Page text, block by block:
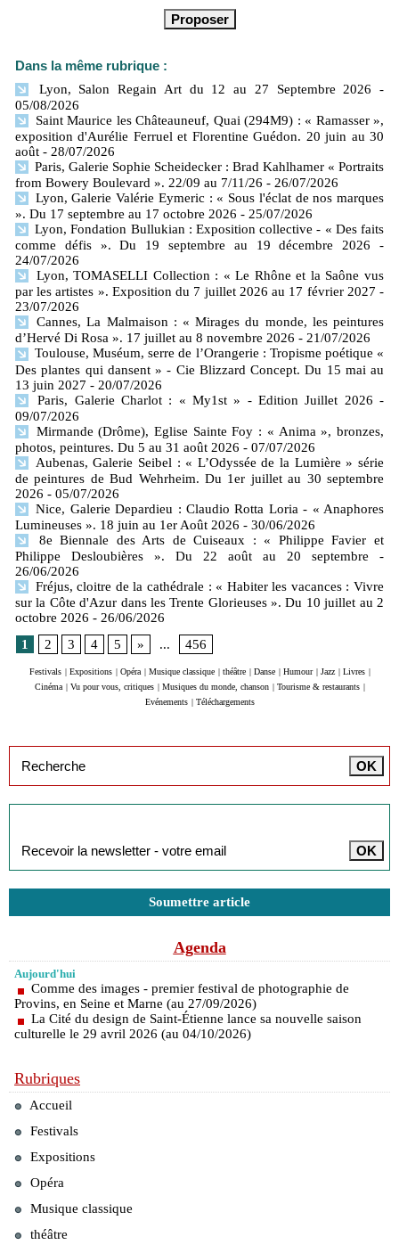
Dans la même rubrique :
Lyon, Salon Regain Art du 12 au 27 Septembre 2026
-
05/08/2026
Saint Maurice les Châteauneuf, Quai (294M9) : « Ramasser »,
exposition d'Aurélie Ferruel et Florentine Guédon. 20 juin au 30
août - 28/07/2026
Paris, Galerie Sophie Scheidecker : Brad Kahlhamer « Portraits
from Bowery Boulevard ». 22/09 au 7/11/26 - 26/07/2026
Lyon, Galerie Valérie Eymeric : « Sous l'éclat de nos marques
». Du 17 septembre au 17 octobre 2026 - 25/07/2026
Lyon, Fondation Bullukian : Exposition collective - « Des faits
comme défis ». Du 19 septembre au 19 décembre 2026
-
24/07/2026
Lyon, TOMASELLI Collection : « Le Rhône et la Saône vus
par les artistes ». Exposition du 7 juillet 2026 au 17 février 2027 -
23/07/2026
Cannes, La Malmaison : « Mirages du monde, les peintures
d’Hervé Di Rosa ». 17 juillet au 8 novembre 2026 - 21/07/2026
Toulouse, Muséum, serre de l’Orangerie : Tropisme poétique «
Des plantes qui dansent » - Cie Blizzard Concept. Du 15 mai au
13 juin 2027 - 20/07/2026
Paris, Galerie Charlot : « My1st » - Edition Juillet 2026 -
09/07/2026
Mirmande (Drôme), Eglise Sainte Foy : « Anima », bronzes,
photos, peintures. Du 5 au 31 août 2026 - 07/07/2026
Aubenas, Galerie Seibel : « L’Odyssée de la Lumière » série
de peintures de Bud Wehrheim. Du 1er juillet au 30 septembre
2026 - 05/07/2026
Nice, Galerie Depardieu : Claudio Rotta Loria - « Anaphores
Lumineuses ». 18 juin au 1er Août 2026 - 30/06/2026
8e Biennale des Arts de Cuiseaux : « Philippe Favier et
Philippe Desloubières ». Du 22 août au 20 septembre
-
26/06/2026
Fréjus, cloitre de la cathédrale : « Habiter les vacances : Vivre
sur la Côte d'Azur dans les Trente Glorieuses ». Du 10 juillet au 2
octobre 2026 - 26/06/2026
1
2 3 4 5 » ... 456
Festivals | Expositions | Opéra | Musique classique | théâtre | Danse | Humour | Jazz | Livres |
Cinéma | Vu pour vous, critiques | Musiques du monde, chanson | Tourisme & restaurants |
Evénements | Téléchargements
Soumettre article
Agenda
Aujourd'hui
Comme des images - premier festival de photographie de
Provins, en Seine et Marne (au 27/09/2026)
La Cité du design de Saint-Étienne lance sa nouvelle saison
culturelle le 29 avril 2026 (au 04/10/2026)
Rubriques
Accueil
Festivals
Expositions
Opéra
Musique classique
théâtre